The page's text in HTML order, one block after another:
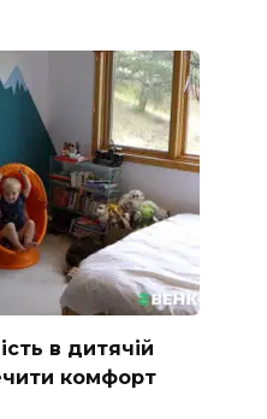
в дитячій
комфорт